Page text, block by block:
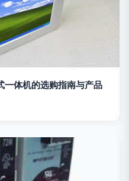
一体机的选购指南与产品